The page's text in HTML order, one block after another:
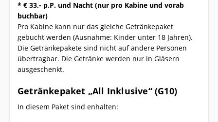
* € 33,- p.P. und Nacht (nur pro Kabine und vorab
buchbar)
Pro Kabine kann nur das gleiche Getränkepaket
gebucht werden (Ausnahme: Kinder unter 18 Jahren).
Die Getränkepakete sind nicht auf andere Personen
übertragbar. Die Getränke werden nur in Gläsern
ausgeschenkt.
Getränkepaket „All Inklusive“ (G10)
In diesem Paket sind enhalten: